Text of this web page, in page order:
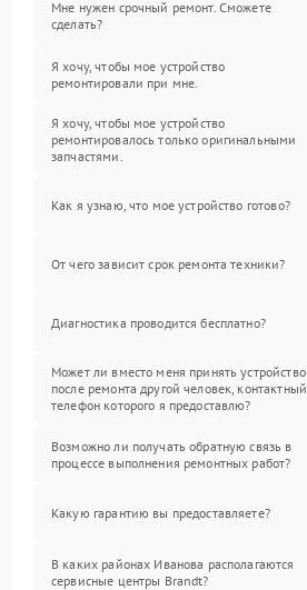
Мне нужен срочный ремонт. Сможете
сделать?
Я хочу, чтобы мое устройство
ремонтировали при мне.
Я хочу, чтобы мое устройство
ремонтировалось только оригинальными
запчастями.
Как я узнаю, что мое устройство готово?
От чего зависит срок ремонта техники?
Диагностика проводится бесплатно?
Может ли вместо меня принять устройство
после ремонта другой человек, контактный
телефон которого я предоставлю?
Возможно ли получать обратную связь в
процессе выполнения ремонтных работ?
Какую гарантию вы предоставляете?
В каких районах Иванова располагаются
сервисные центры Brandt?